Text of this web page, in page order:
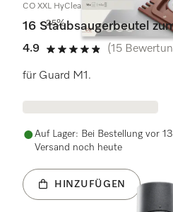
- 25%
CO XXL HyClean Pure
16 Staubsaugerbeutel
4.9
4.9 Sterne von 5
(15
für Guard M1.
Auf Lager: Bei Bestellung vor
Versand noch heute
HINZUFÜGEN